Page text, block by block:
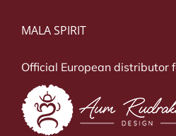
MALA SPIRIT
Official European distributor